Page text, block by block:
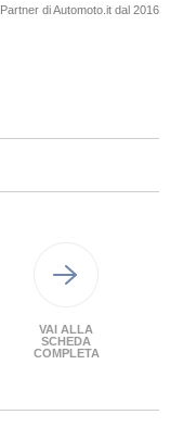
Partner di Automoto.it dal 2016
VAI ALLA
SCHEDA
COMPLETA